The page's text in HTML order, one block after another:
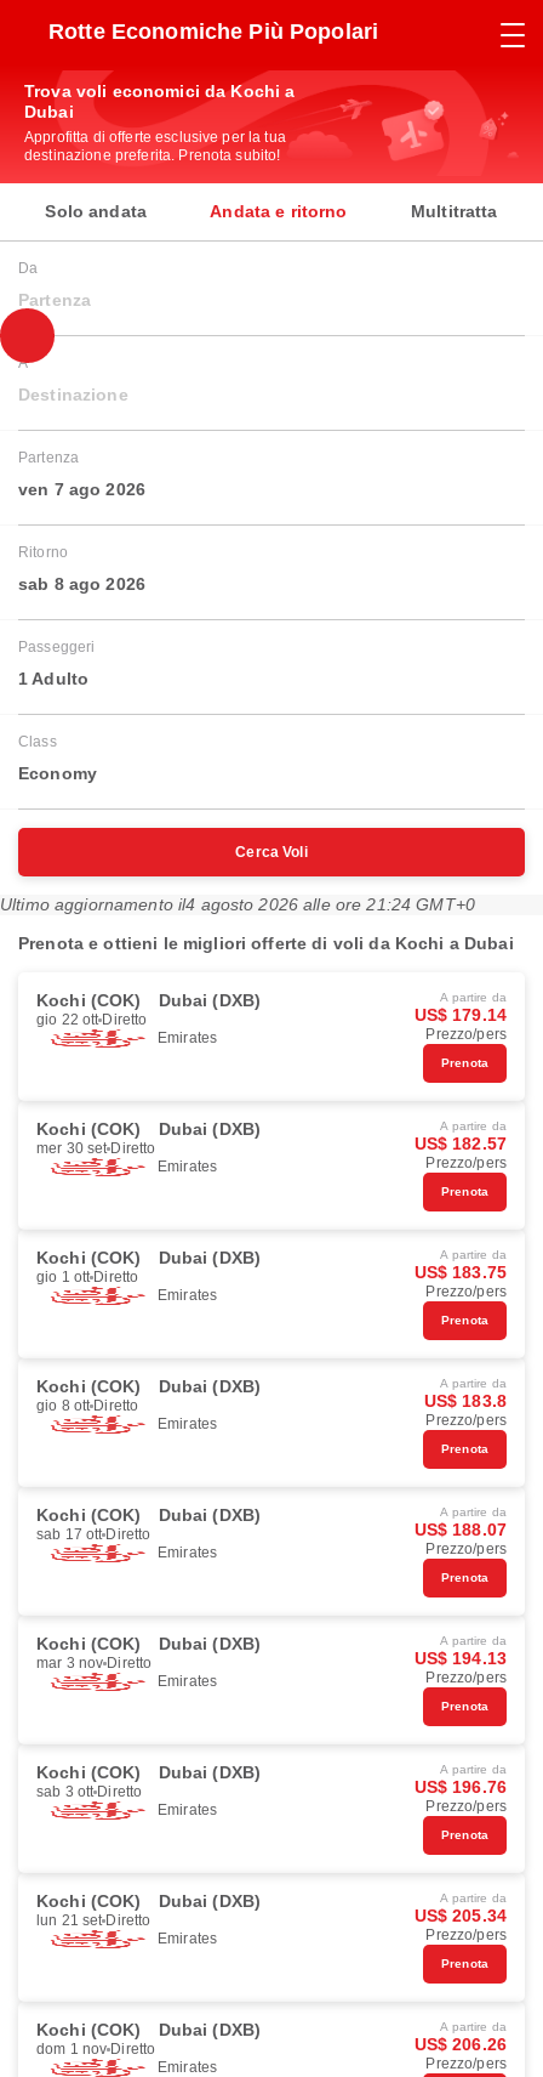
Rotte Economiche Più Popolari
Trova voli economici da Kochi a
Dubai
Approfitta di offerte esclusive per la tua
destinazione preferita. Prenota subito!
Solo andata Andata e ritorno Multitratta
Da
Partenza
A
Destinazione
Partenza
ven 7 ago 2026
Ritorno
sab 8 ago 2026
Passeggeri
1 Adulto
Class
Economy
Cerca Voli
Ultimo aggiornamento il4 agosto 2026 alle ore 21:24 GMT+0
Prenota e ottieni le migliori offerte di voli da Kochi a Dubai
Kochi (COK) Dubai (DXB)
gio 22 ott Diretto
Emirates
A partire da
US$ 179.14
Prezzo/pers
Prenota
Kochi (COK) Dubai (DXB)
mer 30 set Diretto
Emirates
A partire da
US$ 182.57
Prezzo/pers
Prenota
Kochi (COK) Dubai (DXB)
gio 1 ott Diretto
Emirates
A partire da
US$ 183.75
Prezzo/pers
Prenota
Kochi (COK) Dubai (DXB)
gio 8 ott Diretto
Emirates
A partire da
US$ 183.8
Prezzo/pers
Prenota
Kochi (COK) Dubai (DXB)
sab 17 ott Diretto
Emirates
A partire da
US$ 188.07
Prezzo/pers
Prenota
Kochi (COK) Dubai (DXB)
mar 3 nov Diretto
Emirates
A partire da
US$ 194.13
Prezzo/pers
Prenota
Kochi (COK) Dubai (DXB)
sab 3 ott Diretto
Emirates
A partire da
US$ 196.76
Prezzo/pers
Prenota
Kochi (COK) Dubai (DXB)
lun 21 set Diretto
Emirates
A partire da
US$ 205.34
Prezzo/pers
Prenota
Kochi (COK) Dubai (DXB)
dom 1 nov Diretto
Emirates
A partire da
US$ 206.26
Prezzo/pers